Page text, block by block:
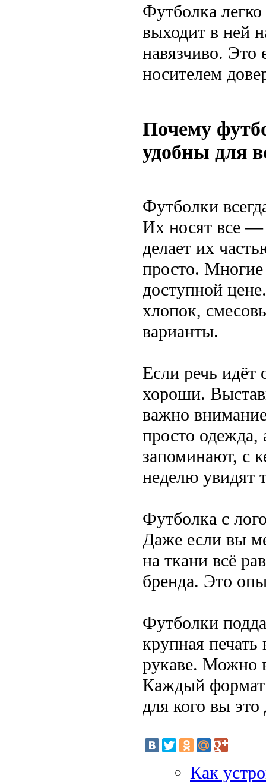
Футболка
выходит в ней
навязчиво. Это
носителем
Почему
удобны для
Футболки
Их носят все —
делает их
просто.
доступной
хлопок,
варианты.
Если речь
хороши.
важно
просто одежда,
запоминают, с
неделю увидят
Футболка с
Даже если вы
на ткани всё
бренда. Это
Футболки
крупная
рукаве. Можно
Каждый формат
для кого вы это
Как